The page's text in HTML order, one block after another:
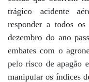
trágico acidente
responder a todos
dezembro do ano
embates com o
pelo risco de apagão
manipular os índices